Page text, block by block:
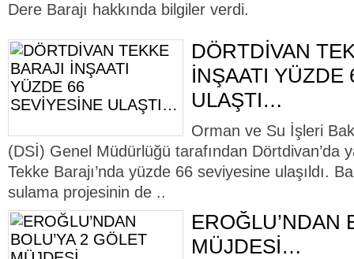
Dere Barajı hakkında bilgiler verdi.
DÖRTDİVAN
İNŞAATI YÜZDE
ULAŞTI…
Orman ve Su İşleri
(DSİ) Genel Müdürlüğü tarafından Dörtdivan’da
Tekke Barajı’nda yüzde 66 seviyesine ulaşıldı.
sulama projesinin de ..
EROĞLU’NDAN
MÜJDESİ…